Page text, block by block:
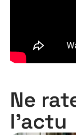
Ne
l'actu